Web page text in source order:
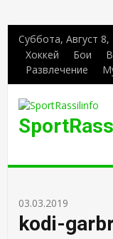
Суббота, Август 8,
Хоккей
Бои
Развлечение
03.03.2019
kodi-